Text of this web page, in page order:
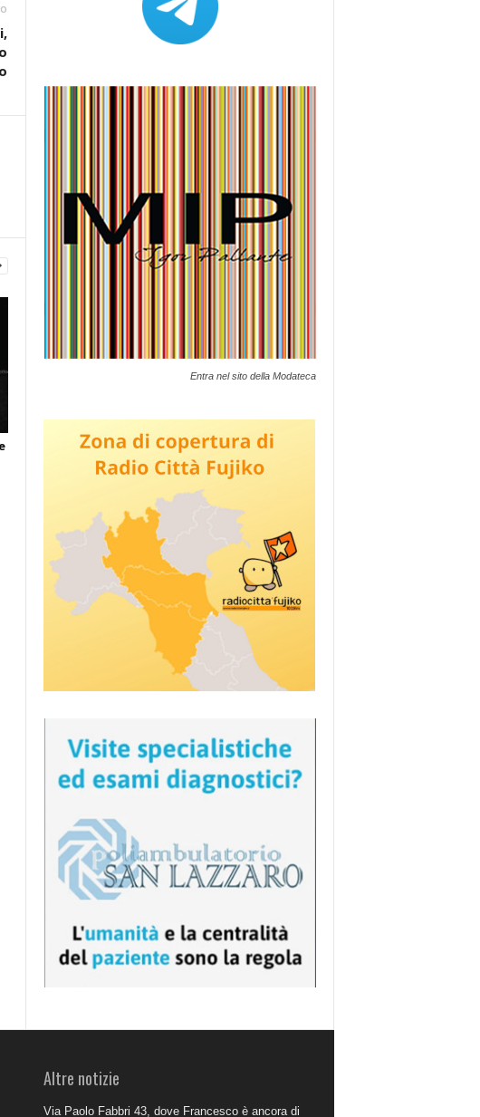
Entra nel sito della Modateca
Altre notizie
Via Paolo Fabbri 43, dove Francesco è ancora di